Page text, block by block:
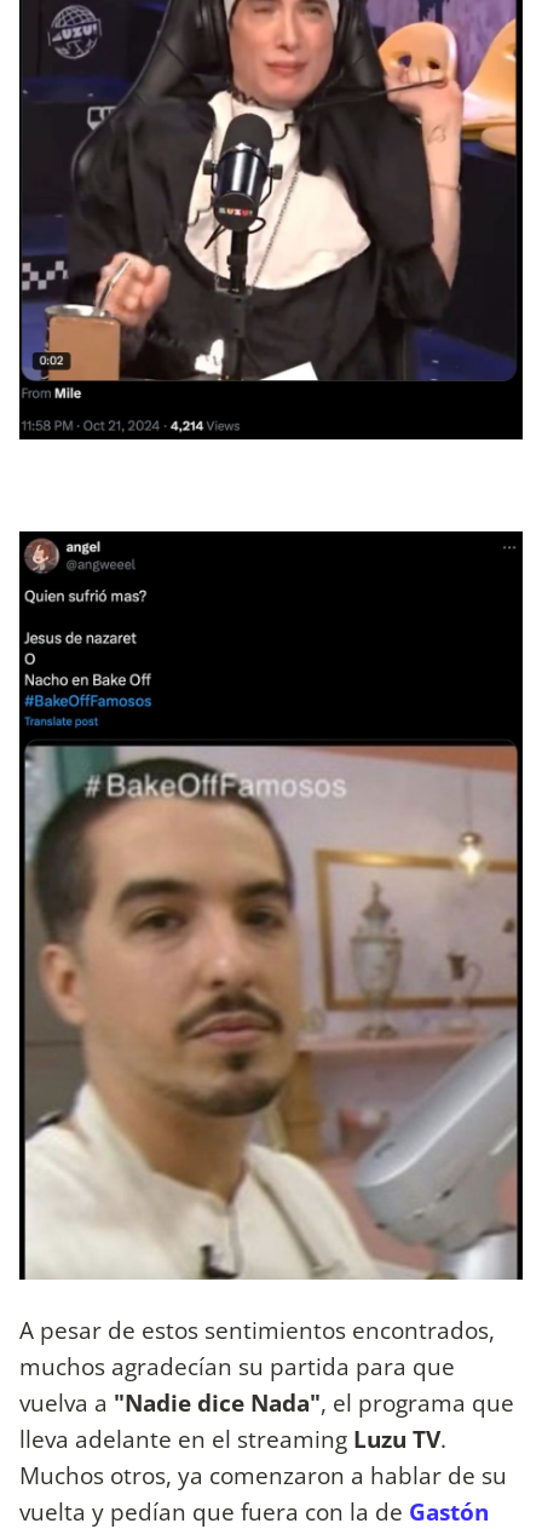
A pesar de estos sentimientos encontrados,
muchos agradecían su partida para que
vuelva a "Nadie dice Nada", el programa que
lleva adelante en el streaming Luzu TV.
Muchos otros, ya comenzaron a hablar de su
vuelta y pedían que fuera con la de Gastón